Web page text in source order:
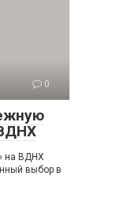
0
на ВДНХ
выбор в